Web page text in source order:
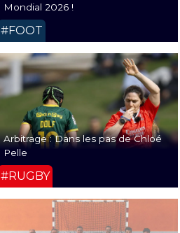
Mondial 2026 !
#FOOT
Arbitrage : Dans les pas de Chloé
Pelle
#RUGBY